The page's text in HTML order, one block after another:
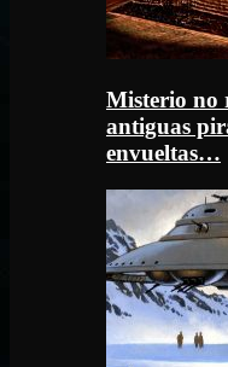
Misterio no
antiguas
envueltas…